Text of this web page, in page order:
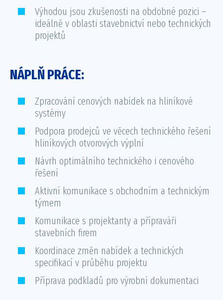
Výhodou jsou zkušenosti na obdobné pozici –
ideálně v oblasti stavebnictví nebo technických
projektů
NÁPLŇ PRÁCE:
Zpracování cenových nabídek na hliníkové
systémy
Podpora prodejců ve věcech technického řešení
hliníkových otvorových výplní
Návrh optimálního technického i cenového
řešení
Aktivní komunikace s obchodním a technickým
týmem
Komunikace s projektanty a přípraváři
stavebních firem
Koordinace změn nabídek a technických
specifikací v průběhu projektu
Příprava podkladů pro výrobní dokumentaci